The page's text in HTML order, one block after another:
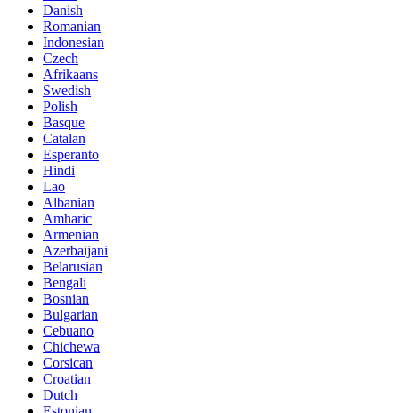
Danish
Romanian
Indonesian
Czech
Afrikaans
Swedish
Polish
Basque
Catalan
Esperanto
Hindi
Lao
Albanian
Amharic
Armenian
Azerbaijani
Belarusian
Bengali
Bosnian
Bulgarian
Cebuano
Chichewa
Corsican
Croatian
Dutch